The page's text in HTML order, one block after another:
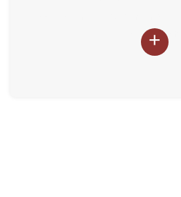
des
+